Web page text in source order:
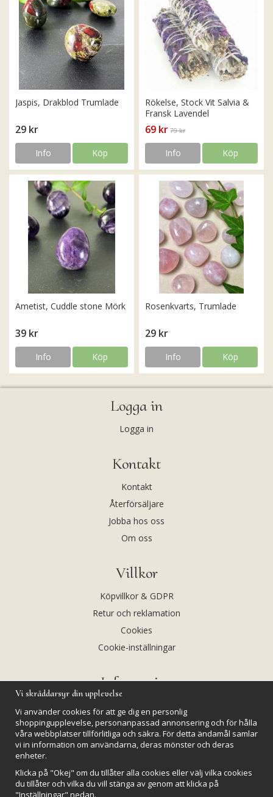
Jaspis, Drakblod Trumlade
29 kr
Info Köp
Rökelse, Stock Vit Salvia &
Fransk Lavendel
69 kr 79 kr
Info Köp
Ametist, Cuddle stone Mörk
39 kr
Info Köp
Rosenkvarts, Trumlade
29 kr
Info Köp
Logga in
Logga in
Kontakt
Kontakt
Återförsäljare
Jobba hos oss
Om oss
Villkor
Köpvillkor & GDPR
Retur och reklamation
Cookies
Cookie-inställningar
Information
Kalendarium
Nyheter
Kristaller och fairtrade
Rena & Ladda kristaller
Vi skräddarsyr din upplevelse
Vi använder cookies för att ge dig en personlig
shoppingupplevelse, personanpassad annonsering och för hålla
våra webbplatser tillförlitliga och säkra. För detta ändamål samlar
vi in information om användarna, deras mönster och deras
enheter.
Klicka på "Okej" om du tillåter alla cookies eller välj vilka cookies
du tillåter och vilka du vill stänga av genom att klicka på
"Inställningar" nedan.